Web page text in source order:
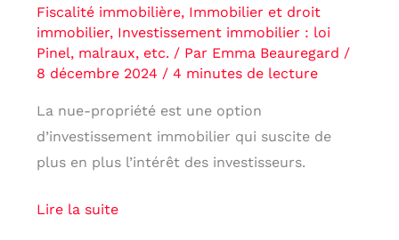
Fiscalité immobilière, Immobilier et droit
immobilier, Investissement immobilier : loi
Pinel, malraux, etc. / Par Emma Beauregard /
8 décembre 2024 / 4 minutes de lecture
La nue-propriété est une option
d’investissement immobilier qui suscite de
plus en plus l’intérêt des investisseurs.
Lire la suite